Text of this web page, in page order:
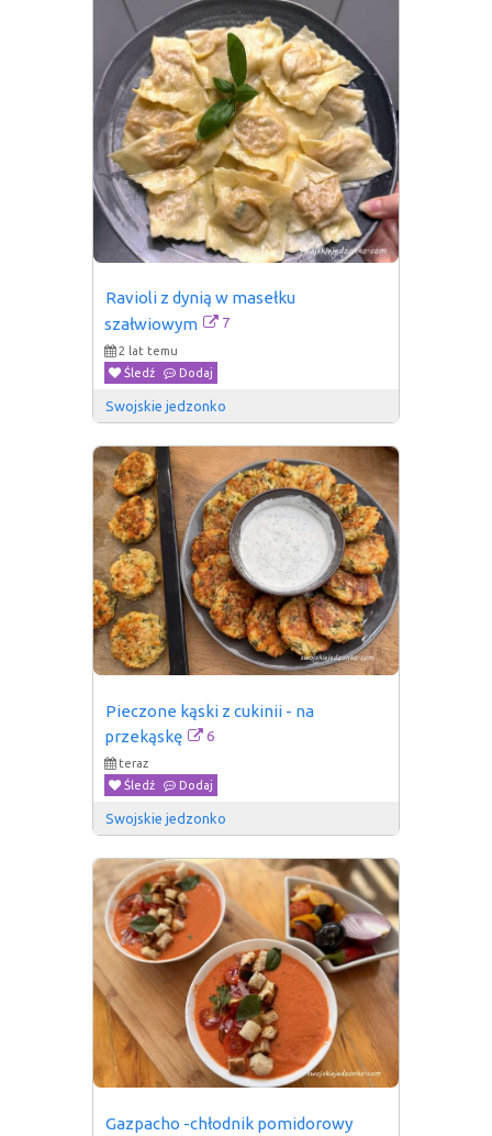
Ravioli z dynią w masełku
szałwiowym
7
2 lat temu
Śledź
Dodaj
Swojskie jedzonko
Pieczone kąski z cukinii - na
przekąskę
6
teraz
Śledź
Dodaj
Swojskie jedzonko
Gazpacho -chłodnik pomidorowy